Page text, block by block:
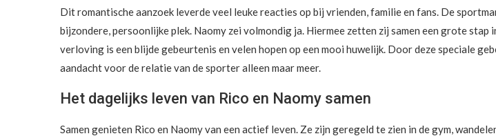
Dit romantische aanzoek leverde veel leuke reacties op bij vrienden, familie en fans. De
bijzondere, persoonlijke plek. Naomy zei volmondig ja. Hiermee zetten zij samen een grote stap
verloving is een blijde gebeurtenis en velen hopen op een mooi huwelijk. Door deze speciale
aandacht voor de relatie van de sporter alleen maar meer.
Het dagelijks leven van Rico en Naomy samen
Samen genieten Rico en Naomy van een actief leven. Ze zijn geregeld te zien in de gym,